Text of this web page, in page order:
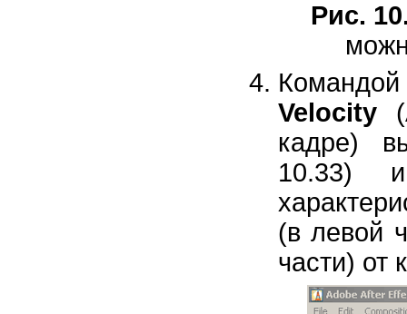
Рис.
Velocity
кадре)
10.33)
(в левой
части) от